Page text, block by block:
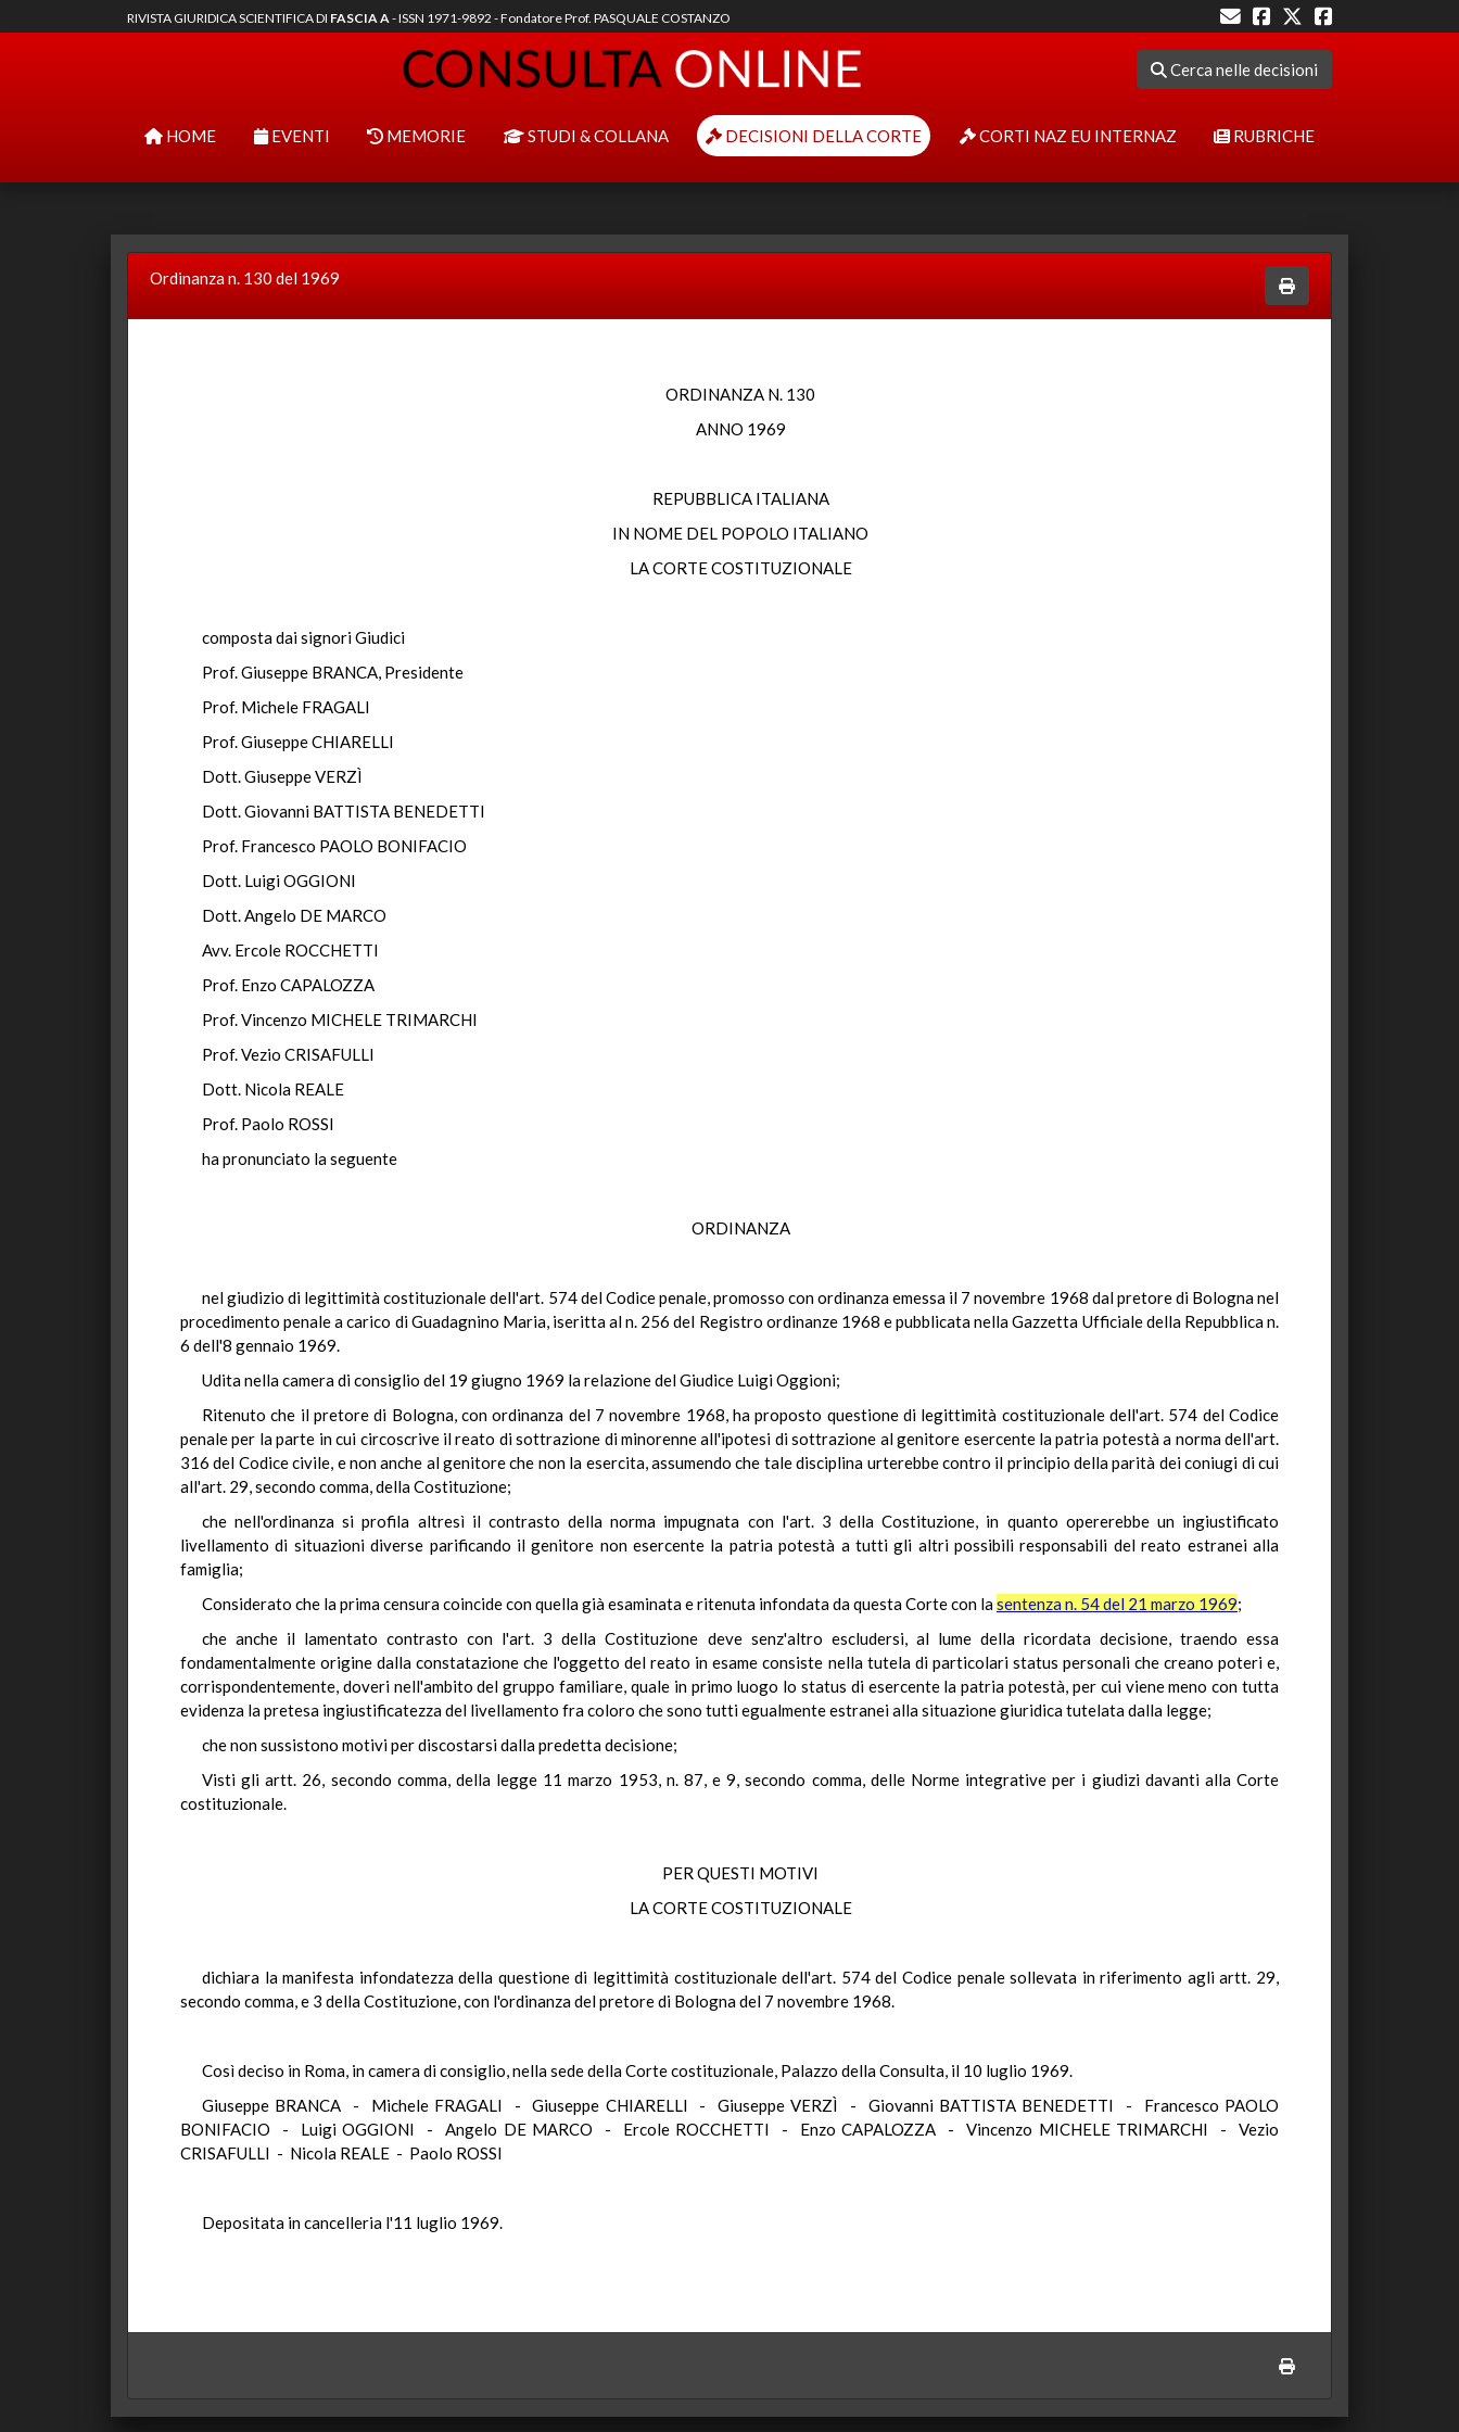
RIVISTA GIURIDICA SCIENTIFICA DI FASCIA A- ISSN 1971-9892 - Fondatore Prof. PASQUALE COSTANZO
Cerca nelle decisioni
HOME EVENTI MEMORIE STUDI & COLLANA DECISIONI DELLA CORTE CORTI NAZ EU INTERNAZ RUBRICHE
Ordinanza n. 130 del 1969
ORDINANZA N. 130
ANNO 1969
REPUBBLICA ITALIANA
IN NOME DEL POPOLO ITALIANO
LA CORTE COSTITUZIONALE
composta dai signori Giudici
Prof. Giuseppe BRANCA, Presidente
Prof. Michele FRAGALI
Prof. Giuseppe CHIARELLI
Dott. Giuseppe VERZÌ
Dott. Giovanni BATTISTA BENEDETTI
Prof. Francesco PAOLO BONIFACIO
Dott. Luigi OGGIONI
Dott. Angelo DE MARCO
Avv. Ercole ROCCHETTI
Prof. Enzo CAPALOZZA
Prof. Vincenzo MICHELE TRIMARCHI
Prof. Vezio CRISAFULLI
Dott. Nicola REALE
Prof. Paolo ROSSI
ha pronunciato la seguente
ORDINANZA
nel giudizio di legittimità costituzionale dell'art. 574 del Codice penale, promosso con ordinanza emessa il 7 novembre 1968 dal pretore di Bologna nel
procedimento penale a carico di Guadagnino Maria, iseritta al n. 256 del Registro ordinanze 1968 e pubblicata nella Gazzetta Ufficiale della Repubblica n.
6 dell'8 gennaio 1969.
Udita nella camera di consiglio del 19 giugno 1969 la relazione del Giudice Luigi Oggioni;
Ritenuto che il pretore di Bologna, con ordinanza del 7 novembre 1968, ha proposto questione di legittimità costituzionale dell'art. 574 del Codice
penale per la parte in cui circoscrive il reato di sottrazione di minorenne all'ipotesi di sottrazione al genitore esercente la patria potestà a norma dell'art.
316 del Codice civile, e non anche al genitore che non la esercita, assumendo che tale disciplina urterebbe contro il principio della parità dei coniugi di cui
all'art. 29, secondo comma, della Costituzione;
che nell'ordinanza si profila altresì il contrasto della norma impugnata con l'art. 3 della Costituzione, in quanto opererebbe un ingiustificato
livellamento di situazioni diverse parificando il genitore non esercente la patria potestà a tutti gli altri possibili responsabili del reato estranei alla
famiglia;
Considerato che la prima censura coincide con quella già esaminata e ritenuta infondata da questa Corte con lasentenza n. 54 del 21 marzo 1969;
che anche il lamentato contrasto con l'art. 3 della Costituzione deve senz'altro escludersi, al lume della ricordata decisione, traendo essa
fondamentalmente origine dalla constatazione che l'oggetto del reato in esame consiste nella tutela di particolari status personali che creano poteri e,
corrispondentemente, doveri nell'ambito del gruppo familiare, quale in primo luogo lo status di esercente la patria potestà, per cui viene meno con tutta
evidenza la pretesa ingiustificatezza del livellamento fra coloro che sono tutti egualmente estranei alla situazione giuridica tutelata dalla legge;
che non sussistono motivi per discostarsi dalla predetta decisione;
Visti gli artt. 26, secondo comma, della legge 11 marzo 1953, n. 87, e 9, secondo comma, delle Norme integrative per i giudizi davanti alla Corte
costituzionale.
PER QUESTI MOTIVI
LA CORTE COSTITUZIONALE
dichiara la manifesta infondatezza della questione di legittimità costituzionale dell'art. 574 del Codice penale sollevata in riferimento agli artt. 29,
secondo comma, e 3 della Costituzione, con l'ordinanza del pretore di Bologna del 7 novembre 1968.
Così deciso in Roma, in camera di consiglio, nella sede della Corte costituzionale, Palazzo della Consulta, il 10 luglio 1969.
Giuseppe BRANCA - Michele FRAGALI - Giuseppe CHIARELLI - Giuseppe VERZÌ - Giovanni BATTISTA BENEDETTI - Francesco PAOLO
BONIFACIO - Luigi OGGIONI - Angelo DE MARCO - Ercole ROCCHETTI - Enzo CAPALOZZA - Vincenzo MICHELE TRIMARCHI - Vezio
CRISAFULLI - Nicola REALE - Paolo ROSSI
Depositata in cancelleria l'11 luglio 1969.